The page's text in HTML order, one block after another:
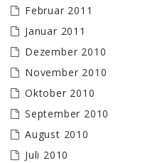
Februar 2011
Januar 2011
Dezember 2010
November 2010
Oktober 2010
September 2010
August 2010
Juli 2010